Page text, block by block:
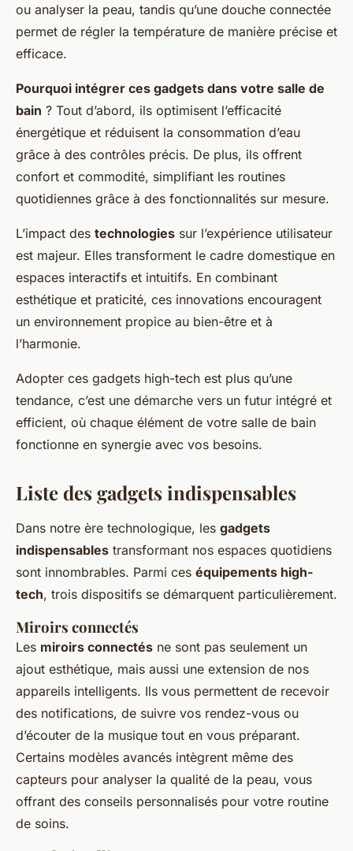
ou analyser la peau, tandis qu’une douche connectée
permet de régler la température de manière précise et
efficace.
Pourquoi intégrer ces gadgets dans votre salle de
bain ? Tout d’abord, ils optimisent l’efficacité
énergétique et réduisent la consommation d’eau
grâce à des contrôles précis. De plus, ils offrent
confort et commodité, simplifiant les routines
quotidiennes grâce à des fonctionnalités sur mesure.
L’impact des technologies sur l’expérience utilisateur
est majeur. Elles transforment le cadre domestique en
espaces interactifs et intuitifs. En combinant
esthétique et praticité, ces innovations encouragent
un environnement propice au bien-être et à
l’harmonie.
Adopter ces gadgets high-tech est plus qu’une
tendance, c’est une démarche vers un futur intégré et
efficient, où chaque élément de votre salle de bain
fonctionne en synergie avec vos besoins.
Liste des gadgets indispensables
Dans notre ère technologique, les gadgets
indispensables transformant nos espaces quotidiens
sont innombrables. Parmi ces équipements high-
tech, trois dispositifs se démarquent particulièrement.
Miroirs connectés
Les miroirs connectés ne sont pas seulement un
ajout esthétique, mais aussi une extension de nos
appareils intelligents. Ils vous permettent de recevoir
des notifications, de suivre vos rendez-vous ou
d’écouter de la musique tout en vous préparant.
Certains modèles avancés intègrent même des
capteurs pour analyser la qualité de la peau, vous
offrant des conseils personnalisés pour votre routine
de soins.